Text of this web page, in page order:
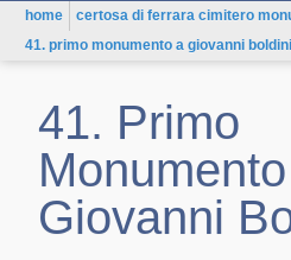
home
certosa di ferrara cimitero
41. primo monumento a giovanni boldini
41. Primo
Giovanni